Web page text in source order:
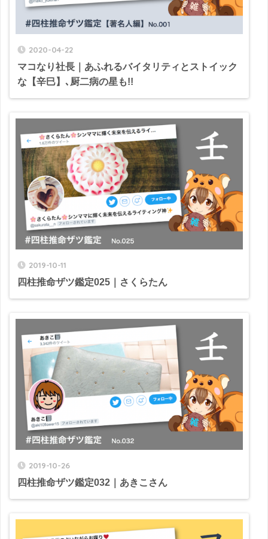
2020-04-22
マコなり社長｜あふれるバイタリティとストイック
な【辛巳】､厨二病の星も!!
2019-10-11
四柱推命ザツ鑑定025｜さくらたん
2019-10-26
四柱推命ザツ鑑定032｜あきこさん